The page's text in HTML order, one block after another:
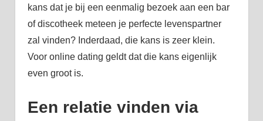
kans dat je bij een eenmalig bezoek aan een bar
of discotheek meteen je perfecte levenspartner
zal vinden? Inderdaad, die kans is zeer klein.
Voor online dating geldt dat die kans eigenlijk
even groot is.
Een relatie vinden via